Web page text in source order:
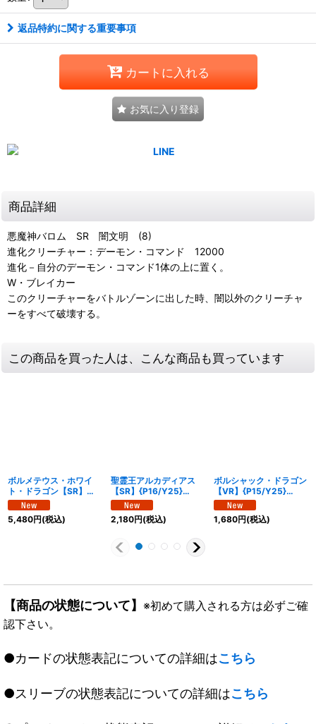
返品特約に関する重要事項
カートに入れる
お気に入り登録
商品詳細
悪魔神バロム SR 闇文明 (8)
進化クリーチャー：デーモン・コマンド 12000
進化－自分のデーモン・コマンド1体の上に置く。
W・ブレイカー
このクリーチャーをバトルゾーンに出した時、闇以外のクリーチャ
ーをすべて破壊する。
この商品を買った人は、こんな商品も買っています
ボルメテウス・ホワイ
ト・ドラゴン【SR】
{P18/Y25}《火》
5,480円(税込)
聖霊王アルカディアス
【SR】{P16/Y25}
《光》
2,180円(税込)
ボルシャック・ドラゴン
【VR】{P15/Y25}
《火》
1,680円(税込)
【商品の状態について】 ※初めて購入される方は必ずご確
認下さい。
●カードの状態表記についての詳細はこちら
●スリーブの状態表記についての詳細はこちら